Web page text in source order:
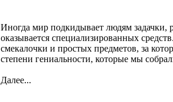
Иногда мир подкидывает людям задачки,
оказывается специализированных
смекалочки и простых предметов, за
степени гениальности, которые мы
Далее...